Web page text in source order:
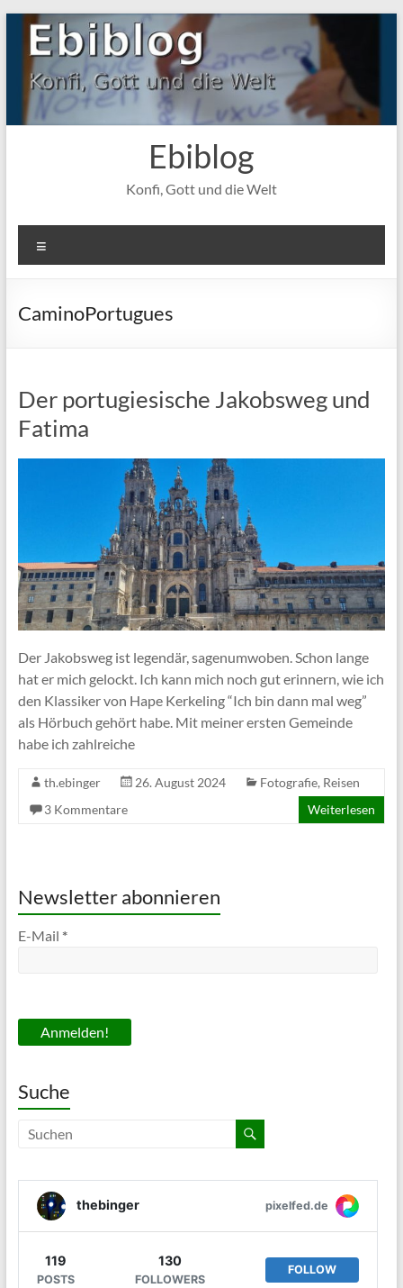
Zum
Inhalt
springen
Ebiblog
Konfi, Gott und die Welt
CaminoPortugues
Der portugiesische Jakobsweg und
Fatima
Der Jakobsweg ist legendär, sagenumwoben. Schon lange
hat er mich gelockt. Ich kann mich noch gut erinnern, wie ich
den Klassiker von Hape Kerkeling “Ich bin dann mal weg”
als Hörbuch gehört habe. Mit meiner ersten Gemeinde
habe ich zahlreiche
th.ebinger 26. August 2024 Fotografie, Reisen
3 Kommentare
Weiterlesen
Newsletter abonnieren
E-Mail *
Suche